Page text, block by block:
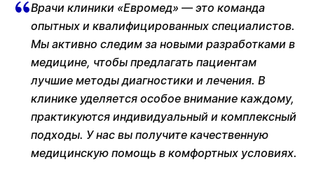
Врачи клиники «Евромед» — это команда
опытных и квалифицированных специалистов.
Мы активно следим за новыми разработками в
медицине, чтобы предлагать пациентам
лучшие методы диагностики и лечения. В
клинике уделяется особое внимание каждому,
практикуются индивидуальный и комплексный
подходы. У нас вы получите качественную
медицинскую помощь в комфортных условиях.